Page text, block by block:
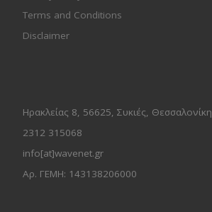
Terms and Conditions
Disclaimer
Ηρακλείας 8, 56625, Συκιές, Θεσσαλονίκη
2312 315068
info[at]wavenet.gr
Αρ. ΓΕΜΗ: 143138206000